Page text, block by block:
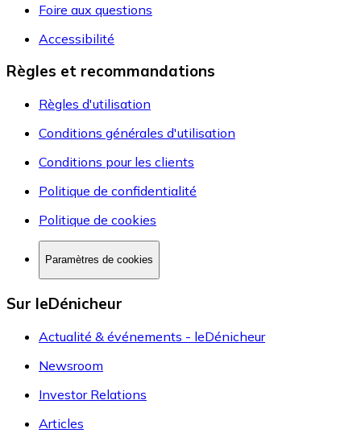
Foire aux questions
Accessibilité
Règles et recommandations
Règles d'utilisation
Conditions générales d'utilisation
Conditions pour les clients
Politique de confidentialité
Politique de cookies
Paramètres de cookies
Sur leDénicheur
Actualité & événements - leDénicheur
Newsroom
Investor Relations
Articles